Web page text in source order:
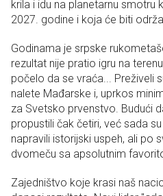
krila i idu na planetarnu smotru
2027. godine i koja će biti
Godinama je srpske
rezultat nije pratio igru na
počelo da se vraća... Preživeli
nalete Mađarske i, uprkos
za Svetsko prvenstvo. Budući
propustili čak četiri, već sada
napravili istorijski uspeh, ali po
dvomeču sa apsolutnim
Zajedništvo koje krasi naš